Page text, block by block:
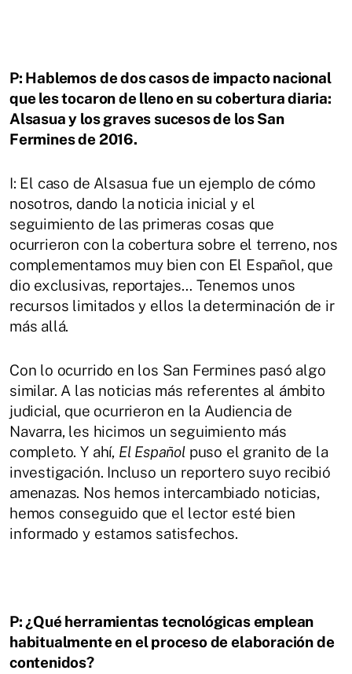
P: Hablemos de dos casos de impacto nacional
que les tocaron de lleno en su cobertura diaria:
Alsasua y los graves sucesos de los San
Fermines de 2016.
I: El caso de Alsasua fue un ejemplo de cómo
nosotros, dando la noticia inicial y el
seguimiento de las primeras cosas que
ocurrieron con la cobertura sobre el terreno, nos
complementamos muy bien con El Español, que
dio exclusivas, reportajes… Tenemos unos
recursos limitados y ellos la determinación de ir
más allá.
Con lo ocurrido en los San Fermines pasó algo
similar. A las noticias más referentes al ámbito
judicial, que ocurrieron en la Audiencia de
Navarra, les hicimos un seguimiento más
completo. Y ahí, El Español puso el granito de la
investigación. Incluso un reportero suyo recibió
amenazas. Nos hemos intercambiado noticias,
hemos conseguido que el lector esté bien
informado y estamos satisfechos.
P: ¿Qué herramientas tecnológicas emplean
habitualmente en el proceso de elaboración de
contenidos?